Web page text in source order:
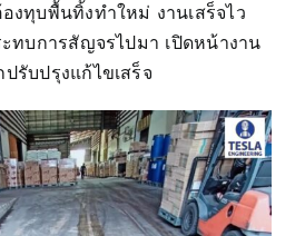
งทุบพื้นทิ้งทำใหม่ งานเสร็จไว
ะทบการสัญจรไปมา เปิดหน้างาน
รับปรุงแก้ไขเสร็จ